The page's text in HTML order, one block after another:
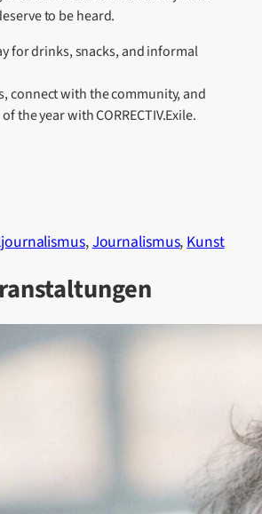
to be heard.
for drinks, snacks, and informal
connect with the community, and
the year with CORRECTIV.Exile.
,Journalismus, Kunst